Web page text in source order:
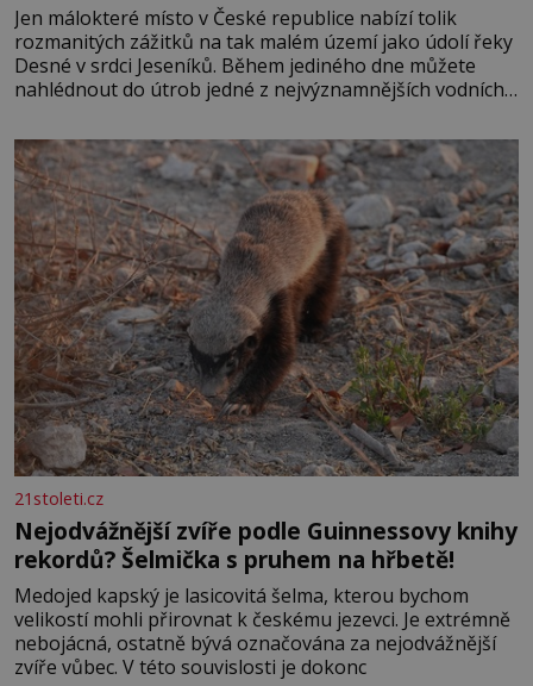
Jen málokteré místo v České republice nabízí tolik
rozmanitých zážitků na tak malém území jako údolí řeky
Desné v srdci Jeseníků. Během jediného dne můžete
nahlédnout do útrob jedné z nejvýznamnějších vodních
se na koloběžce a den zakončit poznáváním památek ve
Velkých Losinách nebo v termálním
21stoleti.cz
Nejodvážnější zvíře podle Guinnessovy knihy
rekordů? Šelmička s pruhem na hřbetě!
Medojed kapský je lasicovitá šelma, kterou bychom
velikostí mohli přirovnat k českému jezevci. Je extrémně
nebojácná, ostatně bývá označována za nejodvážnější
zvíře vůbec. V této souvislosti je dokonc